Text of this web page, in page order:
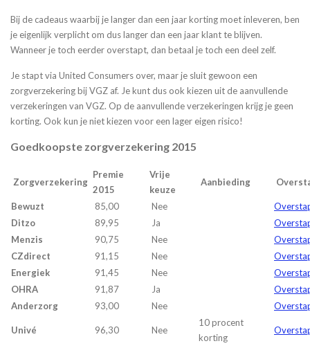
Bij de cadeaus waarbij je langer dan een jaar korting moet inleveren, ben
je eigenlijk verplicht om dus langer dan een jaar klant te blijven.
Wanneer je toch eerder overstapt, dan betaal je toch een deel zelf.
Je stapt via United Consumers over, maar je sluit gewoon een
zorgverzekering bij VGZ af. Je kunt dus ook kiezen uit de aanvullende
verzekeringen van VGZ. Op de aanvullende verzekeringen krijg je geen
korting. Ook kun je niet kiezen voor een lager eigen risico!
Goedkoopste zorgverzekering 2015
Zorgverzekering
Premie
2015
Vrije
keuze
Aanbieding
Bewuzt 85,00 Nee
Ditzo
89,95 Ja
Menzis
90,75 Nee
CZdirect
91,15 Nee
Energiek
91,45 Nee
OHRA
91,87 Ja
Anderzorg
93,00 Nee
Univé 96,30 Nee
10 procent
korting